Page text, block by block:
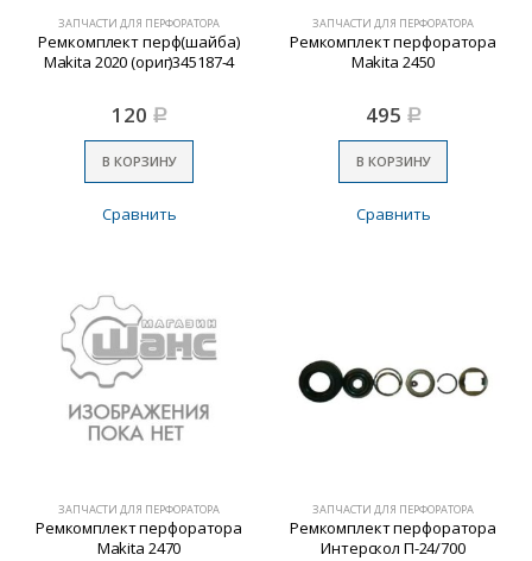
ЗАПЧАСТИ ДЛЯ ПЕРФОРАТОРА
Ремкомплект перф(шайба)
Makita 2020 (ориг)345187-4
120 Р
В КОРЗИНУ
Сравнить
ЗАПЧАСТИ ДЛЯ ПЕРФОРАТОРА
Ремкомплект перфоратора
Makita 2450
495 Р
В КОРЗИНУ
Сравнить
ЗАПЧАСТИ ДЛЯ ПЕРФОРАТОРА
Ремкомплект перфоратора
Makita 2470
ЗАПЧАСТИ ДЛЯ ПЕРФОРАТОРА
Ремкомплект перфоратора
Интерскол П-24/700